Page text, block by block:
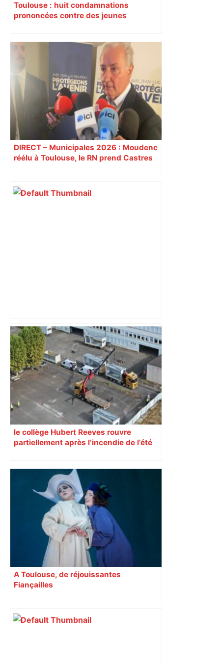
Toulouse : huit condamnations
prononcées contre des jeunes
DIRECT – Municipales 2026 : Moudenc
réélu à Toulouse, le RN prend Castres
Bilan du marché du logement neuf :
une lueur d'espoir pour l'immobilier à
Toulouse ? – Actu.fr
le collège Hubert Reeves rouvre
partiellement après l’incendie de l’été
A Toulouse, de réjouissantes
Fiançailles